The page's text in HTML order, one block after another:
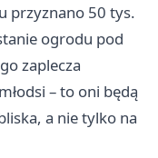
przyznano 50 tys.
ogrodu pod
zaplecza
– to oni będą
a nie tylko na